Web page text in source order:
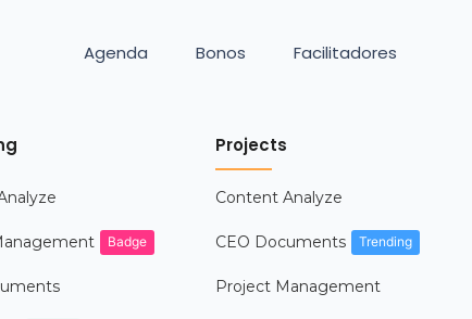
Agenda Bonos Facilitadores
Badge
Projects
Content Analyze
CEO Documents Trending
Project Management